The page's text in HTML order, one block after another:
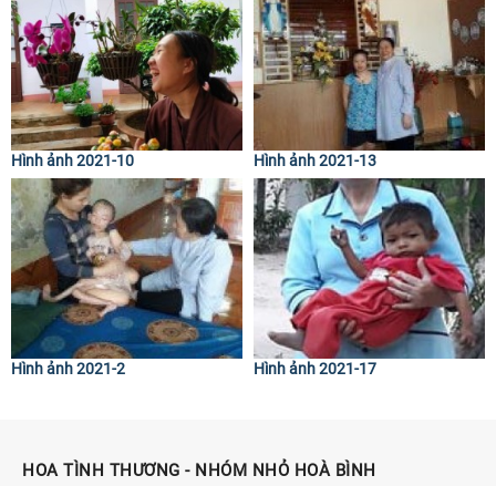
Hình ảnh 2021-10 Hình ảnh 2021-13
Hình ảnh 2021-2 Hình ảnh 2021-17
HOA TÌNH THƯƠNG - NHÓM NHỎ HOÀ BÌNH